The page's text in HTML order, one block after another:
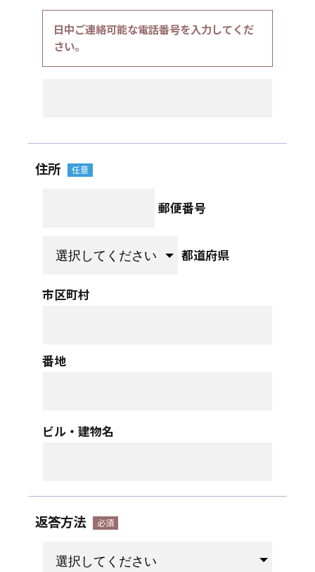
日中ご連絡可能な電話番号を入力してくだ
さい。
住所
郵便番号
都道府県
市区町村
番地
ビル・建物名
返答方法